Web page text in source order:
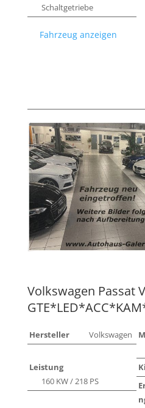
Schaltgetriebe
Fahrzeug anzeigen
Volkswagen Passat
Hersteller Volkswagen
Leistung
160 KW / 218 PS